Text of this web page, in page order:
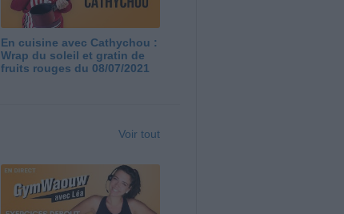
En cuisine avec Cathychou :
Wrap du soleil et gratin de
fruits rouges du 08/07/2021
Voir tout